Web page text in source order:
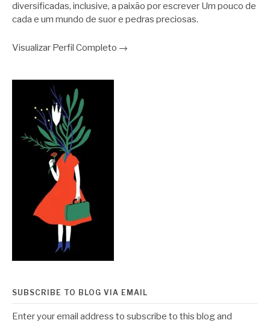
diversificadas, inclusive, a paixão por escrever Um pouco de
cada e um mundo de suor e pedras preciosas.
Visualizar Perfil Completo →
SUBSCRIBE TO BLOG VIA EMAIL
Enter your email address to subscribe to this blog and